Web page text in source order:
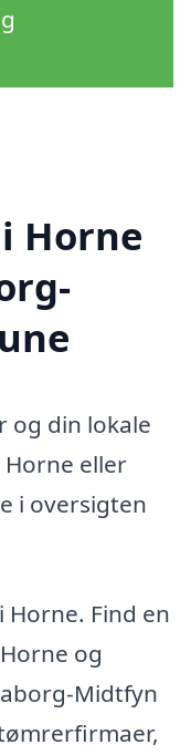
Horne
og din lokale
eller
i oversigten
Find en
og
Midtfyn